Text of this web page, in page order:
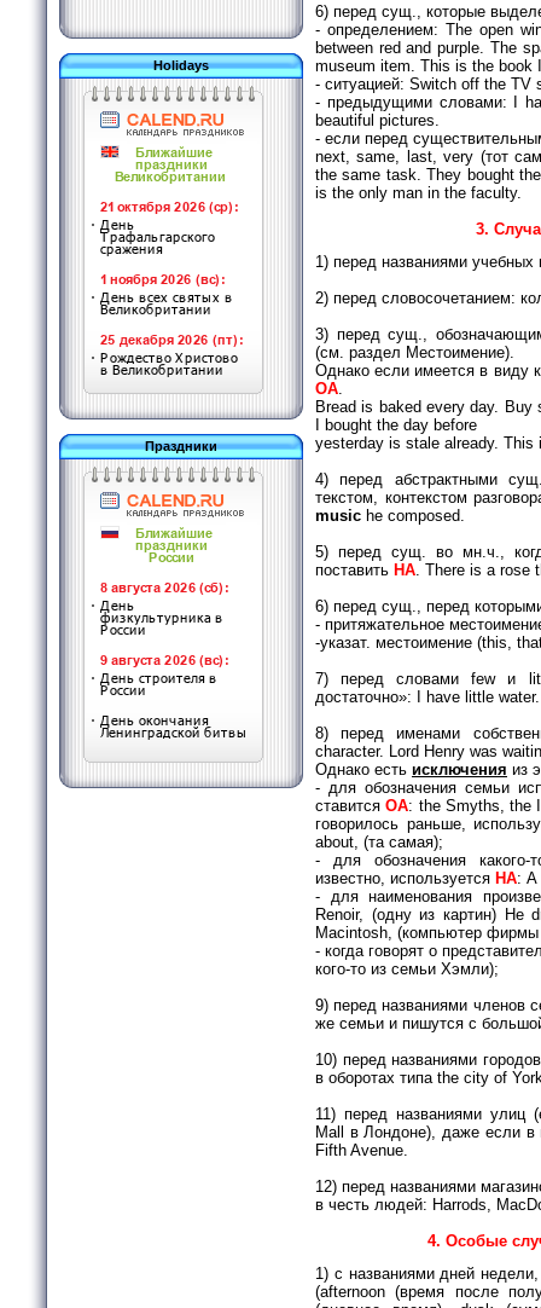
Holidays
Праздники
6) перед сущ., которые
- определением: The open
between red and purple. The
museum item. This is the book
- ситуацией: Switch off the TV
- предыдущими словами: I
beautiful pictures.
- если перед
next, same, last, very (тот
the same task. They bought
is the only man in the faculty.
3.
1) перед названиями учебных
2) перед словосочетанием:
3) перед сущ.,
(см. раздел Местоимение).
Однако если имеется в виду
ОА
Bread is baked every day.
I bought the day before
yesterday is stale already.
4) перед абстрактными
текстом, контекстом
music he composed.
5) перед сущ. во мн.ч.,
поставить НА . There is a rose
6) перед сущ., перед
- притяжательное
-указат. местоимение (this,
7) перед словами few и
достаточно»: I have little
8) перед именами
character. Lord Henry was
Однако есть исключения из
- для обозначения семьи
ставитсяОА: the Smyths, the
говорилось раньше,
about, (та самая);
- для обозначения какого-
известно, используется НА: A
- для наименования
Renoir, (одну из картин)
Macintosh, (компьютер
- когда говорят о
кого-то из семьи Хэмли);
9) перед названиями членов
же семьи и пишутся с
10) перед названиями
в оборотах типа the city of
11) перед названиями улиц
Mall в Лондоне), даже если в
Fifth Avenue.
12) перед названиями
в честь людей: Harrods,
4. Особые
1) с названиями дней
(afternoon (время после